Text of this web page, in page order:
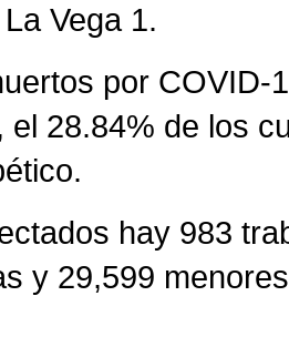
Vega 1.
por COVID-
el 28.84% de los
hay 983
y 29,599